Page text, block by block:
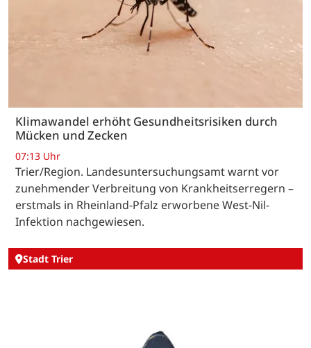
Klimawandel erhöht Gesundheitsrisiken durch
Mücken und Zecken
07:13 Uhr
Trier/Region. Landesuntersuchungsamt warnt vor
zunehmender Verbreitung von Krankheitserregern –
erstmals in Rheinland-Pfalz erworbene West-Nil-
Infektion nachgewiesen.
Stadt Trier